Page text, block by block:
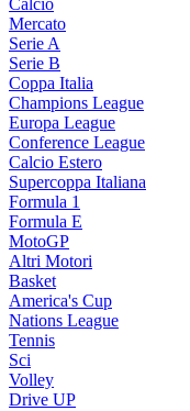
Calcio
Mercato
Serie A
Serie B
Coppa Italia
Champions League
Europa League
Conference League
Calcio Estero
Supercoppa Italiana
Formula 1
Formula E
MotoGP
Altri Motori
Basket
America's Cup
Nations League
Tennis
Sci
Volley
Drive UP